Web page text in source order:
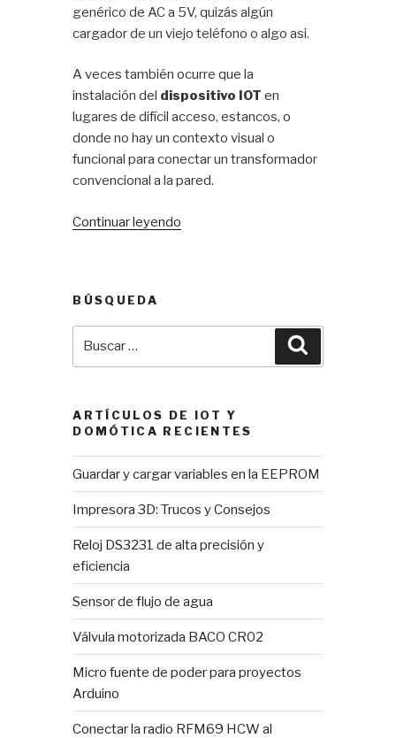
genérico de AC a 5V, quizás algún
cargador de un viejo teléfono o algo asi.
A veces también ocurre que la
instalación del dispositivo IOT en
lugares de difícil acceso, estancos, o
donde no hay un contexto visual o
funcional para conectar un transformador
convencional a la pared.
Continuar leyendo
proyectos
BÚSQUEDA
ARTÍCULOS DE IOT Y
DOMÓTICA RECIENTES
Guardar y cargar variables en la EEPROM
Impresora 3D: Trucos y Consejos
Reloj DS3231 de alta precisión y
eficiencia
Sensor de flujo de agua
Válvula motorizada BACO CR02
Micro fuente de poder para proyectos
Arduino
Conectar la radio RFM69 HCW al